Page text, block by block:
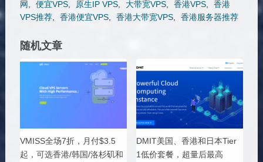
网 便宜VPS, 原生IP VPS, 大带宽VPS, 香港VPS,
香港
VPS推荐, 香港便宜VPS, 香港大带宽VPS, 香港服务器推荐
随机文章
VMISS全场7折，月付$3.5
起，可选香港/韩国/洛杉矶和
DMIT美国、香港和日本Tier
1低价套餐，超量后最高